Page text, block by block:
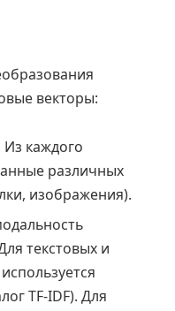
векторы:
Из каждого
различных
изображения).
текстовых и
TF-IDF). Для